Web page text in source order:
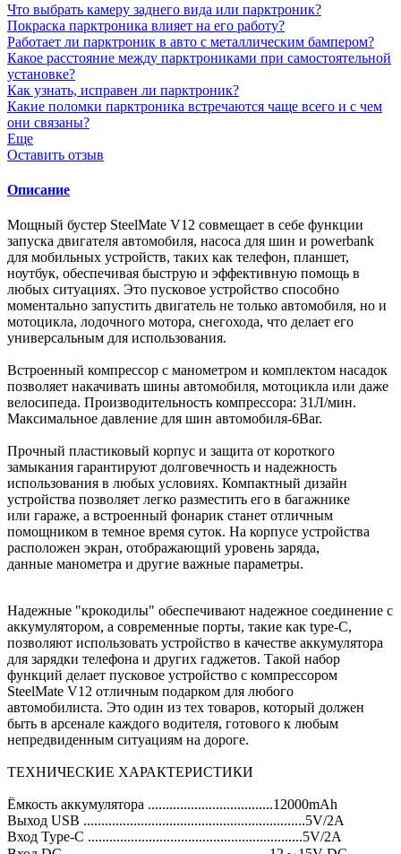
Что выбрать камеру заднего вида или парктроник?
Покраска парктроника влияет на его работу?
Работает ли парктроник в авто с металлическим бампером?
Какое расстояние между парктрониками при самостоятельной
установке?
Как узнать, исправен ли парктроник?
Какие поломки парктроника встречаются чаще всего и с чем
они связаны?
Еще
Оставить отзыв
Описание
Мощный бустер SteelMate V12 совмещает в себе функции
запуска двигателя автомобиля, насоса для шин и powerbank
для мобильных устройств, таких как телефон, планшет,
ноутбук, обеспечивая быструю и эффективную помощь в
любых ситуациях. Это пусковое устройство способно
моментально запустить двигатель не только автомобиля, но и
мотоцикла, лодочного мотора, снегохода, что делает его
универсальным для использования.
Встроенный компрессор с манометром и комплектом насадок
позволяет накачивать шины автомобиля, мотоцикла или даже
велосипеда. Производительность компрессора: 31Л/мин.
Максимальное давление для шин автомобиля-6Bar.
Прочный пластиковый корпус и защита от короткого
замыкания гарантируют долговечность и надежность
использования в любых условиях. Компактный дизайн
устройства позволяет легко разместить его в багажнике
или гараже, а встроенный фонарик станет отличным
помощником в темное время суток. На корпусе устройства
расположен экран, отображающий уровень заряда,
данные манометра и другие важные параметры.
Надежные "крокодилы" обеспечивают надежное соединение с
аккумулятором, а современные порты, такие как type-C,
позволяют использовать устройство в качестве аккумулятора
для зарядки телефона и других гаджетов. Такой набор
функций делает пусковое устройство с компрессором
SteelMate V12 отличным подарком для любого
автомобилиста. Это один из тех товаров, который должен
быть в арсенале каждого водителя, готового к любым
непредвиденным ситуациям на дороге.
ТЕХНИЧЕСКИЕ ХАРАКТЕРИСТИКИ
Ёмкость аккумулятора ...................................12000mAh
Выход USB ..............................................................5V/2A
Вход Type-C ............................................................5V/2A